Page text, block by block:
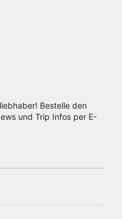
Bestelle den
und Trip Infos per E-